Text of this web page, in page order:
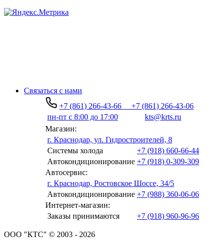
Связаться с нами
+7 (861) 266-43-66
+7 (861) 266-43-06
пн-пт с 8:00 до 17:00
kts@krts.ru
Магазин:
г. Краснодар, ул. Гидростроителей, 8
Системы холода
+7 (918) 660-66-44
Автокондиционирование +7 (918) 0-309-309
Автосервис:
г. Краснодар, Ростовское Шоссе, 34/5
Автокондиционирование +7 (988) 360-06-06
Интернет-магазин:
Заказы принимаются
+7 (918) 960-96-96
ООО "КТС" © 2003 - 2026